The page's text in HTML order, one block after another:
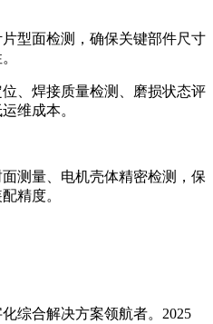
型面检测，确保关键部件尺寸
、焊接质量检测、磨损状态评
维成本。
测量、电机壳体精密检测，保
精度。
综合解决方案领航者。2025